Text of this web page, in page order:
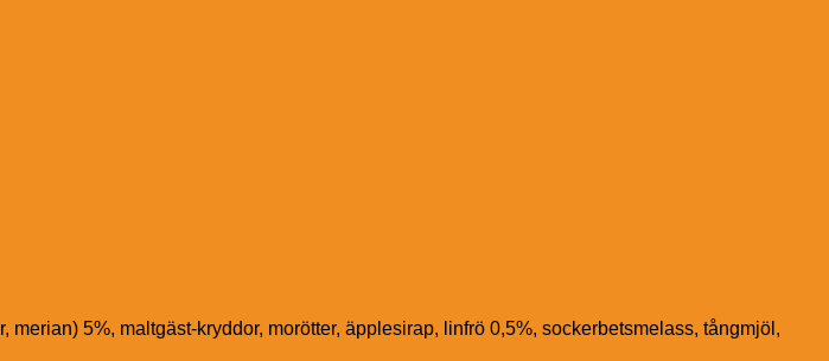
5%, maltgäst-kryddor, morötter, äpplesirap, linfrö 0,5%, sockerbetsmelass, tångmjöl,